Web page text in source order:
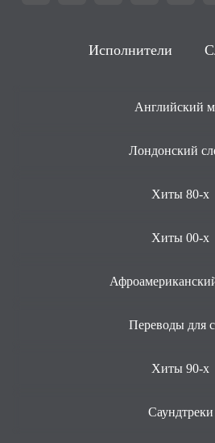
Исполнители
Английский
Лондонский
Хиты 80-х
Хиты 00-х
Переводы для
Хиты 90-х
Саундтреки